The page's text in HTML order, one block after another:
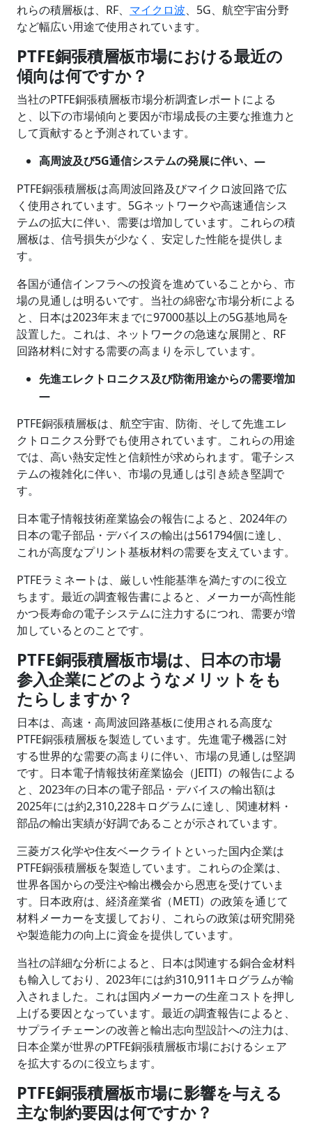
れらの積層板は、RF、 マイクロ波、5G、航空宇宙分野
など幅広い用途で使用されています。
PTFE銅張積層板市場における最近の
傾向は何ですか？
当社のPTFE銅張積層板市場分析調査レポートによる
と、以下の市場傾向と要因が市場成長の主要な推進力と
して貢献すると予測されています。
高周波及び5G通信システムの発展に伴い、―
PTFE銅張積層板は高周波回路及びマイクロ波回路で広
く使用されています。5Gネットワークや高速通信シス
テムの拡大に伴い、需要は増加しています。これらの積
層板は、信号損失が少なく、安定した性能を提供しま
す。
各国が通信インフラへの投資を進めていることから、市
場の見通しは明るいです。当社の綿密な市場分析による
と、日本は2023年末までに97000基以上の5G基地局を
設置した。これは、ネットワークの急速な展開と、RF
回路材料に対する需要の高まりを示しています。
先進エレクトロニクス及び防衛用途からの需要増加
―
PTFE銅張積層板は、航空宇宙、防衛、そして先進エレ
クトロニクス分野でも使用されています。これらの用途
では、高い熱安定性と信頼性が求められます。電子シス
テムの複雑化に伴い、市場の見通しは引き続き堅調で
す。
日本電子情報技術産業協会の報告によると、2024年の
日本の電子部品・デバイスの輸出は561794個に達し、
これが高度なプリント基板材料の需要を支えています。
PTFEラミネートは、厳しい性能基準を満たすのに役立
ちます。最近の調査報告書によると、メーカーが高性能
かつ長寿命の電子システムに注力するにつれ、需要が増
加しているとのことです。
PTFE銅張積層板市場は、日本の市場
参入企業にどのようなメリットをも
たらしますか？
日本は、高速・高周波回路基板に使用される高度な
PTFE銅張積層板を製造しています。先進電子機器に対
する世界的な需要の高まりに伴い、市場の見通しは堅調
です。日本電子情報技術産業協会（JEITI）の報告による
と、2023年の日本の電子部品・デバイスの輸出額は
2025年には約2,310,228キログラムに達し、関連材料・
部品の輸出実績が好調であることが示されています。
三菱ガス化学や住友ベークライトといった国内企業は
PTFE銅張積層板を製造しています。これらの企業は、
世界各国からの受注や輸出機会から恩恵を受けていま
す。日本政府は、経済産業省（METI）の政策を通じて
材料メーカーを支援しており、これらの政策は研究開発
や製造能力の向上に資金を提供しています。
当社の詳細な分析によると、日本は関連する銅合金材料
も輸入しており、2023年には約310,911キログラムが輸
入されました。これは国内メーカーの生産コストを押し
上げる要因となっています。最近の調査報告によると、
サプライチェーンの改善と輸出志向型設計への注力は、
日本企業が世界のPTFE銅張積層板市場におけるシェア
を拡大するのに役立ちます。
PTFE銅張積層板市場に影響を与える
主な制約要因は何ですか？